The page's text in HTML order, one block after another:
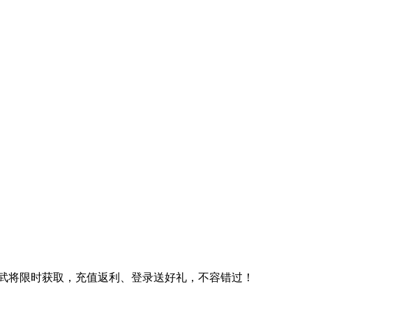
限时获取，充值返利、登录送好礼，不容错过！